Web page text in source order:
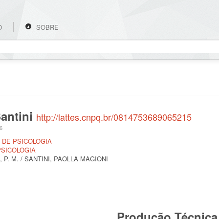
SOBRE
http://lattes.cnpq.br/0814753689065215
PSICOLOGIA
M. / SANTINI, PAOLLA MAGIONI